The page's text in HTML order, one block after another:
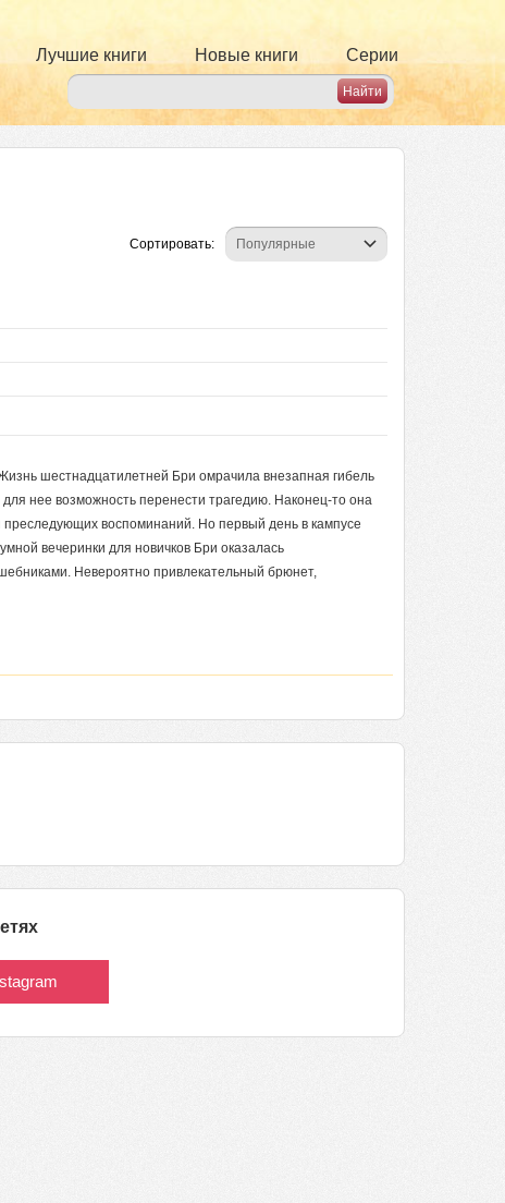
Лучшие книги Новые книги Серии
Сортировать:
шестнадцатилетней Бри омрачила внезапная гибель
нее возможность перенести трагедию. Наконец-то она
воспоминаний. Но первый день в кампусе
вечеринки для новичков Бри оказалась
Невероятно привлекательный брюнет,